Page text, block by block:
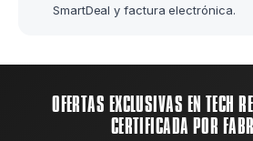
SmartDeal y factura electrónica.
OFERTAS EXCLUSIVAS EN TECH
CERTIFICADA POR